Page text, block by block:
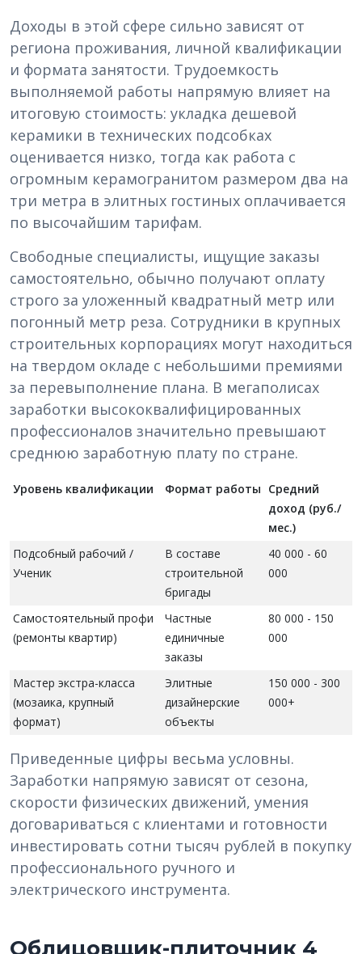
Доходы в этой сфере сильно зависят от
региона проживания, личной квалификации
и формата занятости. Трудоемкость
выполняемой работы напрямую влияет на
итоговую стоимость: укладка дешевой
керамики в технических подсобках
оценивается низко, тогда как работа с
огромным керамогранитом размером два на
три метра в элитных гостиных оплачивается
по высочайшим тарифам.
Свободные специалисты, ищущие заказы
самостоятельно, обычно получают оплату
строго за уложенный квадратный метр или
погонный метр реза. Сотрудники в крупных
строительных корпорациях могут находиться
на твердом окладе с небольшими премиями
за перевыполнение плана. В мегаполисах
заработки высококвалифицированных
профессионалов значительно превышают
среднюю заработную плату по стране.
Уровень квалификации Формат работы Средний
доход (руб./
мес.)
Подсобный рабочий /
Ученик
В составе
строительной
бригады
40 000 - 60
000
Самостоятельный профи
(ремонты квартир)
Частные
единичные
заказы
80 000 - 150
000
Мастер экстра-класса
(мозаика, крупный
формат)
Элитные
дизайнерские
объекты
150 000 - 300
000+
Приведенные цифры весьма условны.
Заработки напрямую зависят от сезона,
скорости физических движений, умения
договариваться с клиентами и готовности
инвестировать сотни тысяч рублей в покупку
профессионального ручного и
электрического инструмента.
Облицовщик-плиточник 4